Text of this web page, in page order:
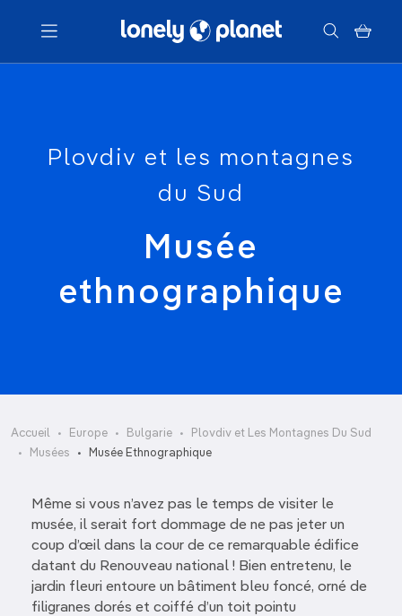
Menu
Votre recherche
Plovdiv et les montagnes
du Sud
Musée
ethnographique
Accueil Europe Bulgarie
Plovdiv et Les Montagnes Du Sud
Musées
Musée Ethnographique
Même si vous n’avez pas le temps de visiter le
musée, il serait fort dommage de ne pas jeter un
coup d’œil dans la cour de ce remarquable édifice
datant du Renouveau national ! Bien entretenu, le
jardin fleuri entoure un bâtiment bleu foncé, orné de
filigranes dorés et coiffé d’un toit pointu